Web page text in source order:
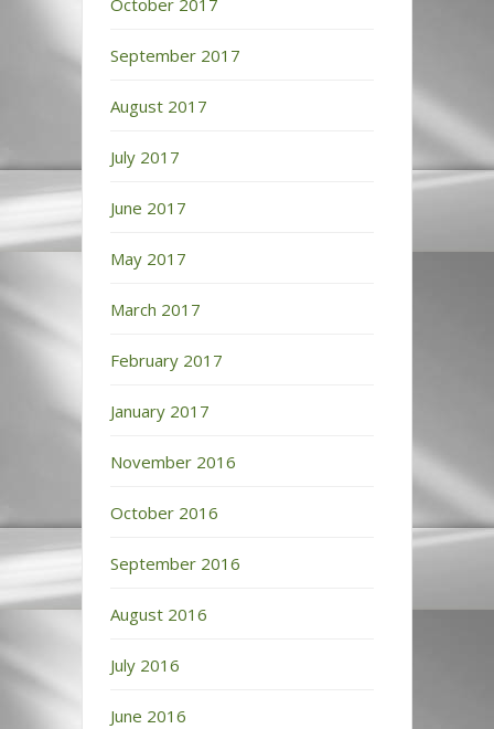
October 2017
September 2017
August 2017
July 2017
June 2017
May 2017
March 2017
February 2017
January 2017
November 2016
October 2016
September 2016
August 2016
July 2016
June 2016